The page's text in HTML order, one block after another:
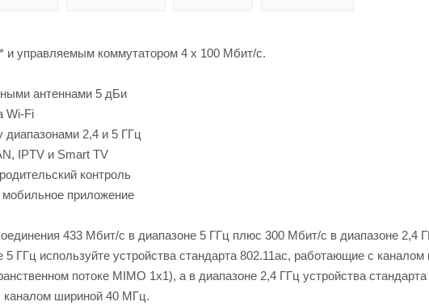
и управляемым коммутатором 4 x 100 Мбит/c.
антеннами 5 дБи
Wi-Fi
диапазонами 2,4 и 5 ГГц
IPTV и Smart TV
контроль
приложение
433 Мбит/с в диапазоне 5 ГГц плюс 300 Мбит/с в диапазоне 2,4
ГГц используйте устройства стандарта 802.11aс, работающие с
потоке MIMO 1x1), а в диапазоне 2,4 ГГц устройства стандарта
каналом шириной 40 МГц.